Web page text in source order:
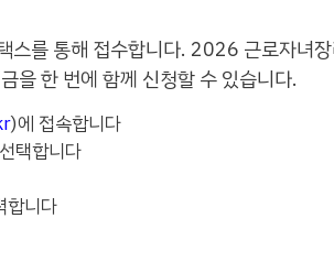
를 통해 접수합니다. 2026 근로자녀
을 한 번에 함께 신청할 수 있습니다.
)에 접속합니다
택합니다
합니다